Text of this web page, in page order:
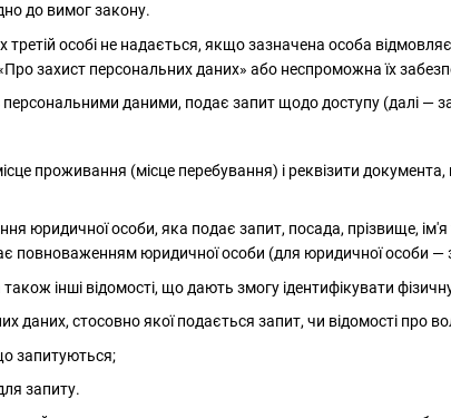
до вимог закону.
особі не надається, якщо зазначена особа
захист персональних даних» або неспроможна їх
персональними даними, подає запит щодо доступу (далі —
проживання (місце перебування) і реквізити
юридичної особи, яка подає запит, посада, прізвище,
повноваженням юридичної особи (для юридичної особи —
також інші відомості, що дають змогу ідентифікувати
даних, стосовно якої подається запит, чи відомості про
запитуються;
запиту.